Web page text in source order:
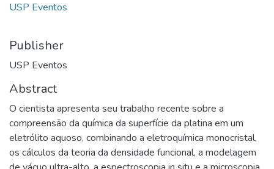
USP Eventos
Publisher
USP Eventos
Abstract
O cientista apresenta seu trabalho recente sobre a
compreensão da química da superfície da platina em um
eletrólito aquoso, combinando a eletroquímica monocristal,
os cálculos da teoria da densidade funcional, a modelagem